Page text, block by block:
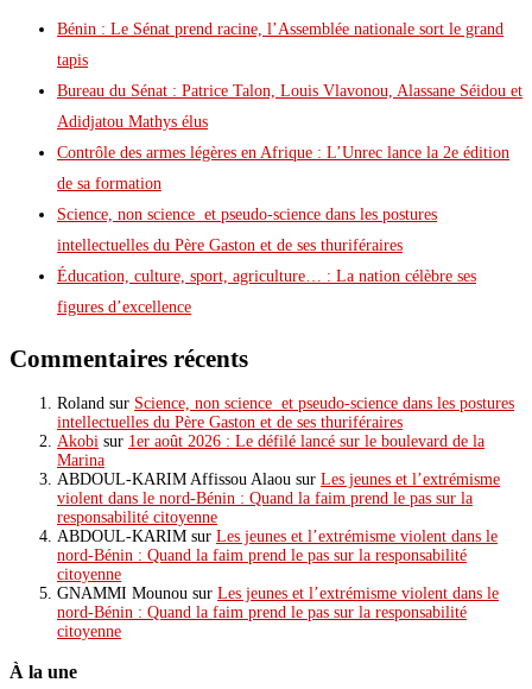
Bénin : Le Sénat prend racine, l’Assemblée nationale sort le grand
tapis
Bureau du Sénat : Patrice Talon, Louis Vlavonou, Alassane Séidou et
Adidjatou Mathys élus
Contrôle des armes légères en Afrique : L’Unrec lance la 2e édition
de sa formation
Science, non science et pseudo-science dans les postures
intellectuelles du Père Gaston et de ses thuriféraires
Éducation, culture, sport, agriculture… : La nation célèbre ses
figures d’excellence
Commentaires récents
Roland sur Science, non science et pseudo-science dans les postures
intellectuelles du Père Gaston et de ses thuriféraires
Akobi sur 1er août 2026 : Le défilé lancé sur le boulevard de la
Marina
ABDOUL-KARIM Affissou Alaou sur Les jeunes et l’extrémisme
violent dans le nord-Bénin : Quand la faim prend le pas sur la
responsabilité citoyenne
ABDOUL-KARIM sur Les jeunes et l’extrémisme violent dans le
nord-Bénin : Quand la faim prend le pas sur la responsabilité
citoyenne
GNAMMI Mounou sur Les jeunes et l’extrémisme violent dans le
nord-Bénin : Quand la faim prend le pas sur la responsabilité
citoyenne
À la une